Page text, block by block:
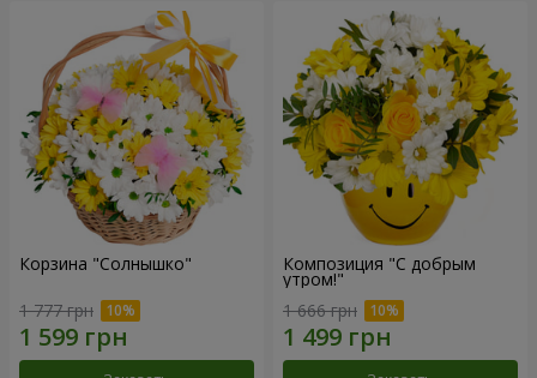
Корзина "Солнышко"
1 777 грн
Композиция "С добрым
утром!"
1 666 грн